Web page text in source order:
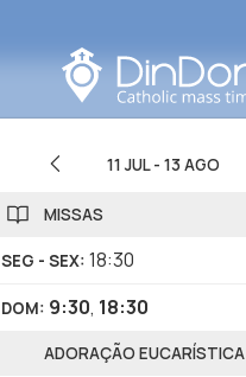
11 JUL- 13 AGO
MISSAS
SEG - SEX: 18:30
DOM: 9:30, 18:30
ADORAÇÃO EUCARÍSTICA